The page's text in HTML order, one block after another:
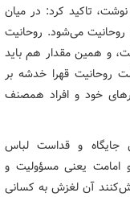
تاکید کرد: در میان
روحانیت می‌شود. روحانیت
و همین مقدار هم باید
روحانیت قهرا خدشه بر
خود و افراد همصنف
جایگاه و قداست لباس
امامت یعنی مسؤولیت و
آن لغزش به کسانی